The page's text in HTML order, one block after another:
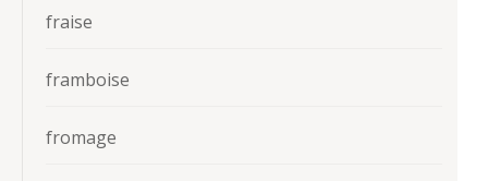
fraise
framboise
fromage